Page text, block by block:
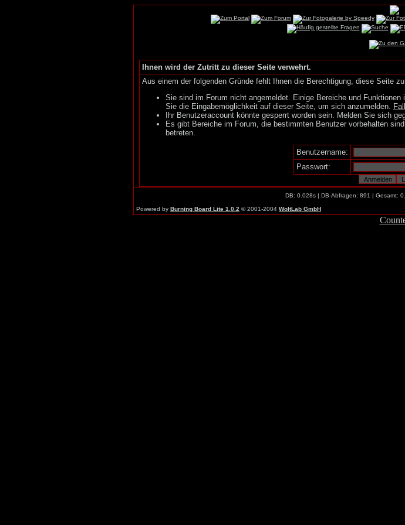
Ihnen wird der Zutritt zu dieser Seite verwehrt.
Aus einem der folgenden Gründe fehlt Ihnen die Berechtigung, diese Seite
Sie sind im Forum nicht angemeldet. Einige Bereiche und
Sie die Eingabemöglichkeit auf dieser Seite, um sich anzumelden.
Ihr Benutzeraccount könnte gesperrt worden sein. Melden Sie sich
Es gibt Bereiche im Forum, die bestimmten Benutzer vorbehalten
betreten.
Benutzername:
Passwort:
DB: 0.028s | DB-Abfragen: 891 | Gesamt:
Powered by Burning Board Lite 1.0.2 © 2001-2004 WoltLab GmbH